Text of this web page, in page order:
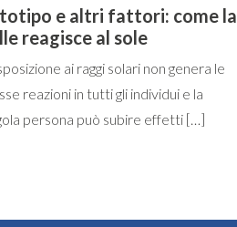
e altri fattori: come la
reagisce al sole
ai raggi solari non genera le
reazioni in tutti gli individui e la
persona può subire effetti […]